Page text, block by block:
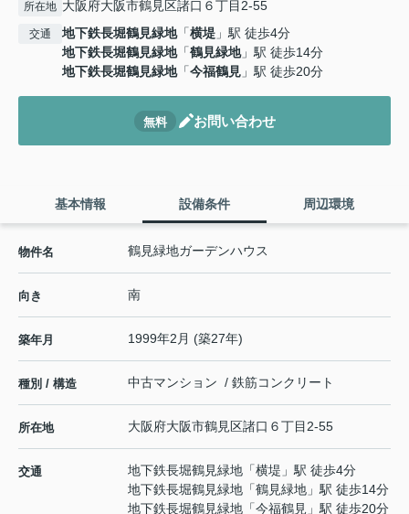
所在地 大阪府大阪市鶴見区諸口６丁目2-55
交通 地下鉄長堀鶴見緑地「横堤 」駅 徒歩4分
地下鉄長堀鶴見緑地「鶴見緑地」駅 徒歩14分
地下鉄長堀鶴見緑地「今福鶴見 」駅 徒歩20分
無料 お問い合わせ
基本情報 設備条件 周辺環境
物件名 鶴見緑地ガーデンハウス
向き 南
築年月 1999年2月 (築27年)
種別 / 構造 中古マンション / 鉄筋コンクリート
所在地 大阪府大阪市鶴見区諸口 ６丁目2-55
交通 地下鉄長堀鶴見緑地 「横堤 」駅 徒歩4分
地下鉄長堀鶴見緑地 「鶴見緑地 」駅 徒歩14分
地下鉄長堀鶴見緑地 「今福鶴見 」駅 徒歩20分